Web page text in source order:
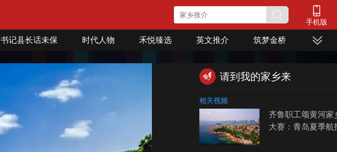
手机版
书记县长话未保 时代人物 禾悦臻选 英文推介 筑梦金桥
请到我的家乡来
相关视频
齐鲁职工颂黄河家
大赛：青岛夏季航